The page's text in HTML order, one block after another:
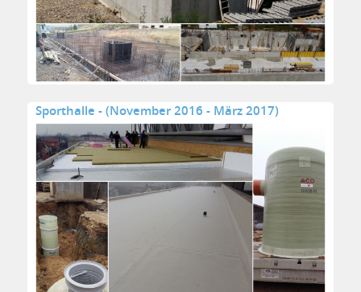
Sporthalle - (November 2016 - März 2017)